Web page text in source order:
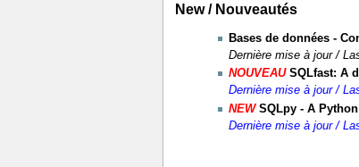
New / Nouveautés
Bases de données -
Dernière mise à jour /
NOUVEAU SQLfast: A
Dernière mise à jour /
NEW SQLpy - A
Dernière mise à jour /